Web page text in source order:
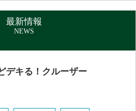
最新情報
NEWS
デキる！クルーザー